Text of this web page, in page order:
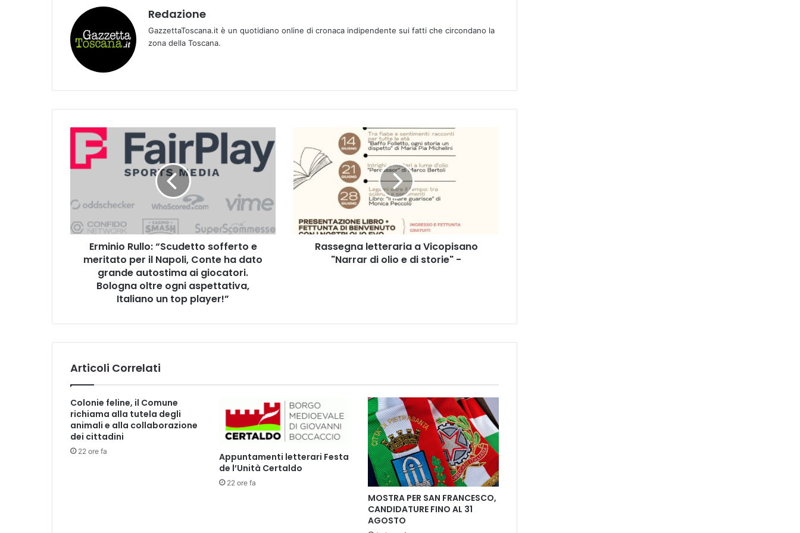
Redazione
GazzettaToscana.it è un quotidiano online di cronaca indipendente sui fatti che circondano la
zona della Toscana.
i
o
R
u
d
t
t
s
f
f
Erminio Rullo: “Scudetto sofferto e
meritato per il Napoli, Conte ha dato
grande autostima ai giocatori.
Bologna oltre ogni aspettativa,
Italiano un top player!”
s
e
a
i
o
p
i
a
n
Rassegna letteraria a Vicopisano
"Narrar di olio e di storie" -
Articoli Correlati
Colonie feline, il Comune
richiama alla tutela degli
animali e alla collaborazione
dei cittadini
22 ore fa
Appuntamenti letterari Festa
de l’Unità Certaldo
22 ore fa
MOSTRA PER SAN FRANCESCO,
CANDIDATURE FINO AL 31
AGOSTO